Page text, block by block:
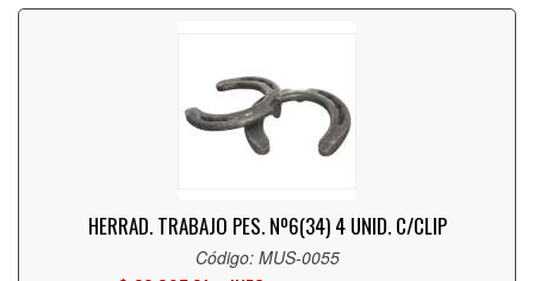
HERRAD. TRABAJO PES. Nº6(34) 4 UNID. C/CLIP
Código: MUS-0055